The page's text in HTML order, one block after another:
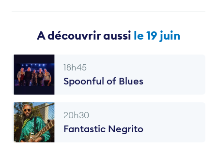
A découvrir aussi le 19 juin
18h45
Spoonful of Blues
20h30
Fantastic Negrito